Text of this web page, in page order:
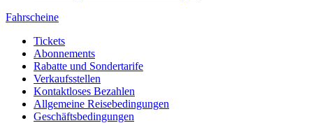
Fahrscheine
Tickets
Abonnements
Rabatte und Sondertarife
Verkaufsstellen
Kontaktloses Bezahlen
Allgemeine Reisebedingungen
Geschäftsbedingungen